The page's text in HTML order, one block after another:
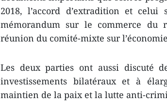
2018, l’accord d’extradition et
mémorandum sur le commerce du
réunion du comité-mixte sur
Les deux parties ont aussi discuté
investissements bilatéraux et à
maintien de la paix et la lutte anti-